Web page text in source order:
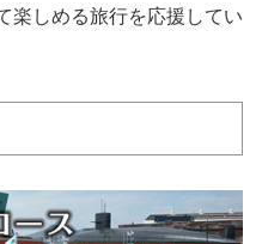
楽しめる旅行を応援してい